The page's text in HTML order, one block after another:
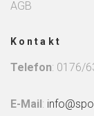
AGB
Kontakt
Telefon: 0176/
E-Mail: